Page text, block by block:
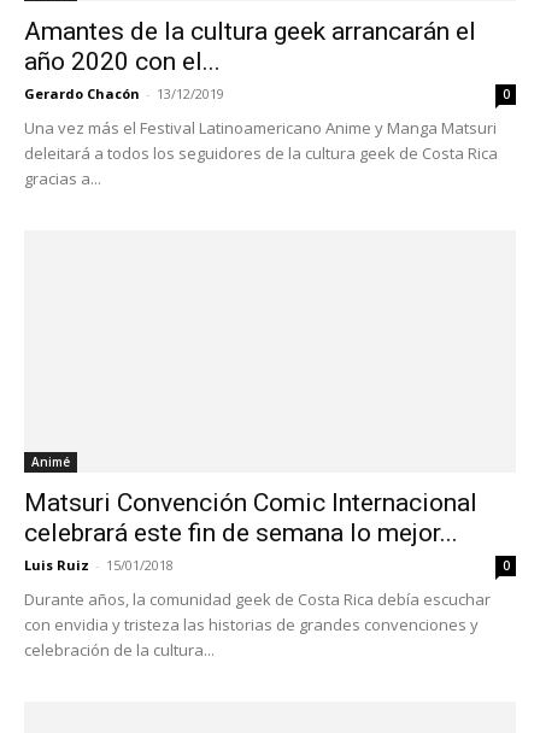
Amantes de la cultura geek arrancarán el
año 2020 con el...
Gerardo Chacón - 13/12/2019 0
Una vez más el Festival Latinoamericano Anime y Manga Matsuri
deleitará a todos los seguidores de la cultura geek de Costa Rica
gracias a...
Animé
Matsuri Convención Comic Internacional
celebrará este fin de semana lo mejor...
Luis Ruiz - 15/01/2018 0
Durante años, la comunidad geek de Costa Rica debía escuchar
con envidia y tristeza las historias de grandes convenciones y
celebración de la cultura...